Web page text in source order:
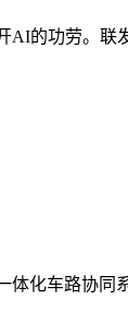
AI的功劳。联
化车路协同